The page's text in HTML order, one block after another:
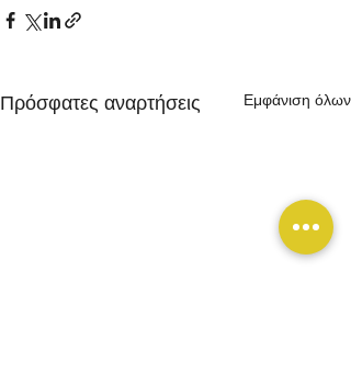
Πρόσφατες αναρτήσεις Εμφάνιση όλων